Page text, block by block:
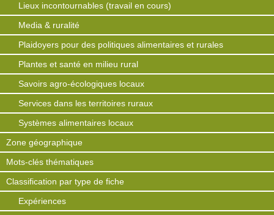
Lieux incontournables (travail en cours)
Media & ruralité
Plaidoyers pour des politiques alimentaires et rurales
Plantes et santé en milieu rural
Savoirs agro-écologiques locaux
Services dans les territoires ruraux
Systèmes alimentaires locaux
Zone géographique
Mots-clés thématiques
Classification par type de fiche
Expériences